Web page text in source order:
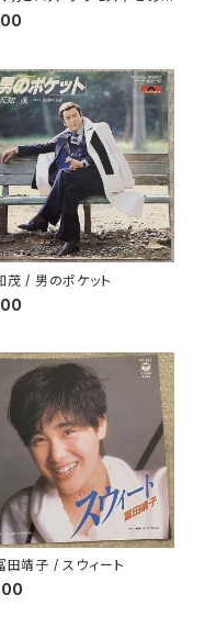
を
茂 / 男のポケット
靖子 / スウィート